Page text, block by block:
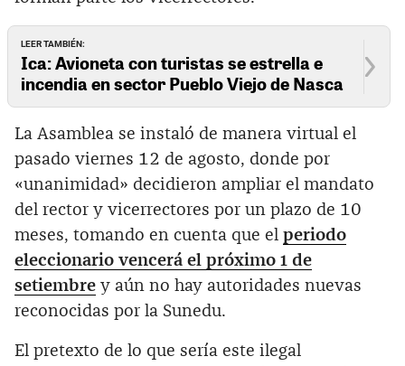
LEER TAMBIÉN:
Ica: Avioneta con turistas se estrella e
incendia en sector Pueblo Viejo de Nasca
La Asamblea se instaló de manera virtual el
pasado viernes 12 de agosto, donde por
«unanimidad» decidieron ampliar el mandato
del rector y vicerrectores por un plazo de 10
meses, tomando en cuenta que el periodo
eleccionario vencerá el próximo 1 de
setiembre y aún no hay autoridades nuevas
reconocidas por la Sunedu.
El pretexto de lo que sería este ilegal